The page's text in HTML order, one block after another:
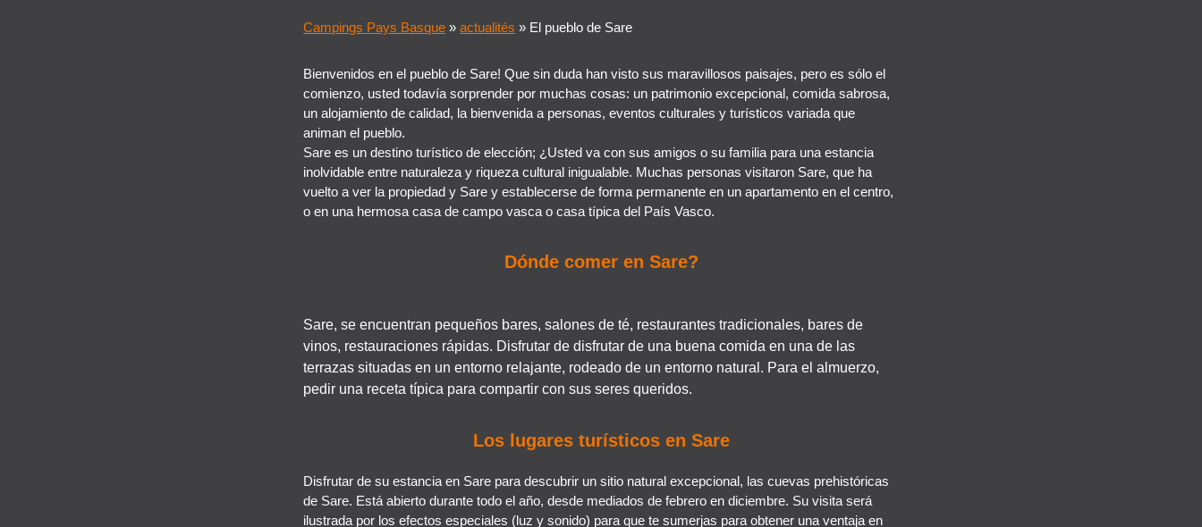
Campings Pays Basque »actualités » El pueblo de Sare
Bienvenidos en el pueblo de Sare! Que sin duda han visto sus maravillosos paisajes, pero es sólo el
comienzo, usted todavía sorprender por muchas cosas: un patrimonio excepcional, comida sabrosa,
un alojamiento de calidad, la bienvenida a personas, eventos culturales y turísticos variada que
animan el pueblo.
Sare es un destino turístico de elección; ¿Usted va con sus amigos o su familia para una estancia
inolvidable entre naturaleza y riqueza cultural inigualable. Muchas personas visitaron Sare, que ha
vuelto a ver la propiedad y Sare y establecerse de forma permanente en un apartamento en el centro,
o en una hermosa casa de campo vasca o casa típica del País Vasco.
Dónde comer en Sare?
Sare, se encuentran pequeños bares, salones de té, restaurantes tradicionales, bares de
vinos, restauraciones rápidas. Disfrutar de disfrutar de una buena comida en una de las
terrazas situadas en un entorno relajante, rodeado de un entorno natural. Para el almuerzo,
pedir una receta típica para compartir con sus seres queridos.
Los lugares turísticos en Sare
Disfrutar de su estancia en Sare para descubrir un sitio natural excepcional, las cuevas prehistóricas
de Sare. Está abierto durante todo el año, desde mediados de febrero en diciembre. Su visita será
ilustrada por los efectos especiales (luz y sonido) para que te sumerjas para obtener una ventaja en